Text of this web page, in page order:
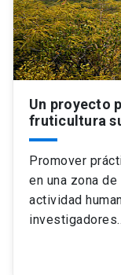
Un proyecto
fruticultura
Promover
en una zona
actividad